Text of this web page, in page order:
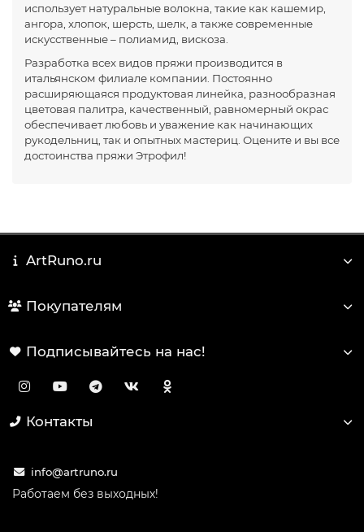
использует натуральные волокна, такие как кашемир,
ангора, хлопок, шерсть, шелк, а также современные
искусственные – полиамид, вискоза.
Разработка всех видов пряжи производится в
итальянском филиале компании. Постоянно
расширяющаяся продуктовая линейка, разнообразная
цветовая палитра, качественный, равномерный окрас
обеспечивает любовь и уважение как начинающих
рукодельниц, так и опытных мастериц. Оцените и вы все
достоинства пряжи Этрофил!
ArtRuno.ru
Покупателям
Подписывайтесь на нас!
Контакты
info@artruno.ru
Работаем без выходных!